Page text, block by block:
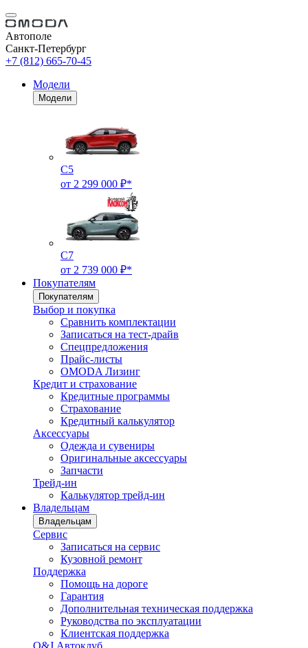
Автополе
Санкт-Петербург
+7 (812) 665-70-45
Модели
Модели
C5
от 2 299 000 ₽*
C7
от 2 739 000 ₽*
Покупателям
Покупателям
Выбор и покупка
Сравнить комплектации
Записаться на тест-драйв
Cпецпредложения
Прайс-листы
OMODA Лизинг
Кредит и страхование
Кредитные программы
Страхование
Кредитный калькулятор
Аксессуары
Одежда и сувениры
Оригинальные аксессуары
Запчасти
Трейд-ин
Калькулятор трейд-ин
Владельцам
Владельцам
Сервис
Записаться на сервис
Кузовной ремонт
Поддержка
Помощь на дороге
Гарантия
Дополнительная техническая поддержка
Руководства по эксплуатации
Клиентская поддержка
O&J Автоклуб